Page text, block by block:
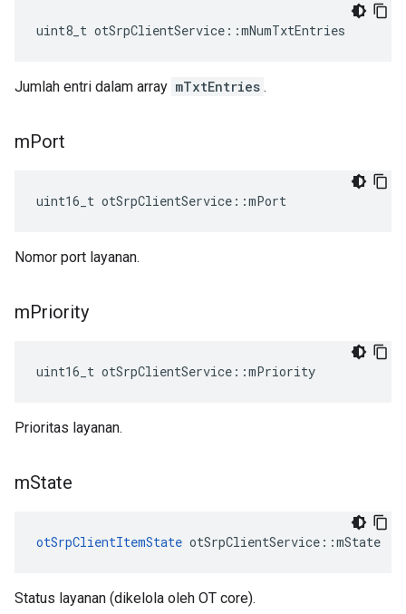
uint8_t otSrpClientService ::mNumTxtEntries
Jumlah entri dalam array mTxtEntries .
mPort
uint16_t otSrpClientService ::mPort
Nomor port layanan.
mPriority
uint16_t otSrpClientService ::mPriority
Prioritas layanan.
mState
otSrpClientItemState otSrpClientService ::mState
Status layanan (dikelola oleh OT core).